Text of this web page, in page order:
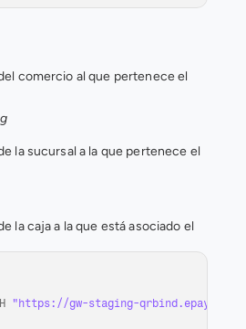
comercio al que pertenece el
la sucursal a la que pertenece el
la caja a la que está asociado el
"https://gw-staging-